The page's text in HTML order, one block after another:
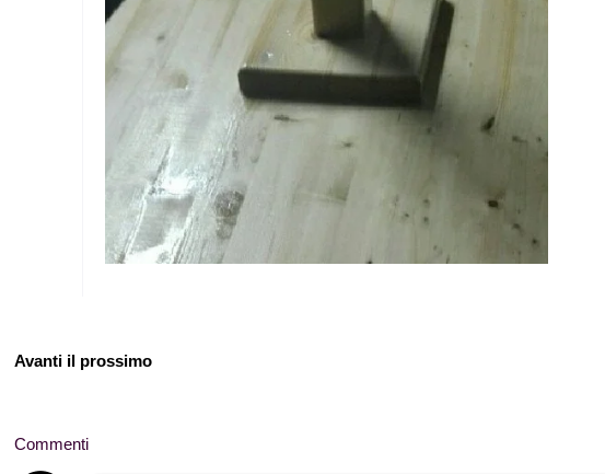
Avanti il ​​prossimo
Commenti